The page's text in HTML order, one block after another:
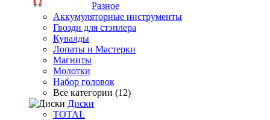
Разное
Аккумуляторные инструменты
Гвозди для стэплера
Кувалды
Лопаты и Мастерки
Магниты
Молотки
Набор головок
Все категории (12)
Диски
TOTAL